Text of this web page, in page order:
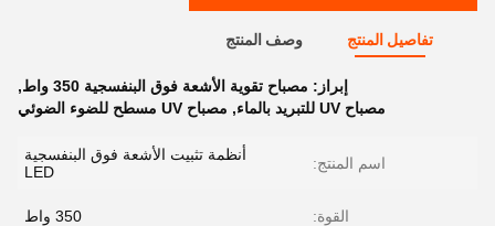
تفاصيل المنتج وصف المنتج
إبراز: مصباح تقوية الأشعة فوق البنفسجية 350 واط
,
مصباح UV للتبريد بالماء
, مصباح UV مسطح للضوء الضوئي
اسم المنتج:
أنظمة تثبيت الأشعة فوق البنفسجية
LED
القوة: 350 واط